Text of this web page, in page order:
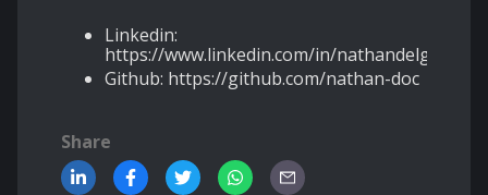
Linkedin:
https://www.linkedin.com/in/
Github: https://github.com/nathan-doc
Share